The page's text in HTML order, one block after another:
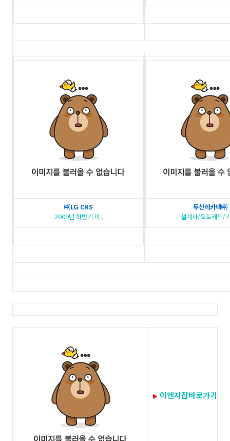
㈜LG CNS
2009년 하반기 미..
두산메카텍㈜
설계사/오토캐드/
▶ 이엔지잡바로가기